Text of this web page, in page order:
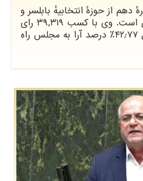
دهم از حوزهٔ انتخابیهٔ بابلسر و
فریدونکنار در استان مازندران است. وی با کسب ۳۹٬۳۱۹ رای
از مجموع ۹۱٬۹۳۵ رای معادل ۴۲٫۷۷٪ درصد آرا به مجلس راه